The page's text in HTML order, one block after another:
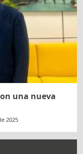
una nueva
2025